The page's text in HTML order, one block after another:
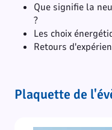
Que signifie la
?
Les choix
Retours
Plaquette de